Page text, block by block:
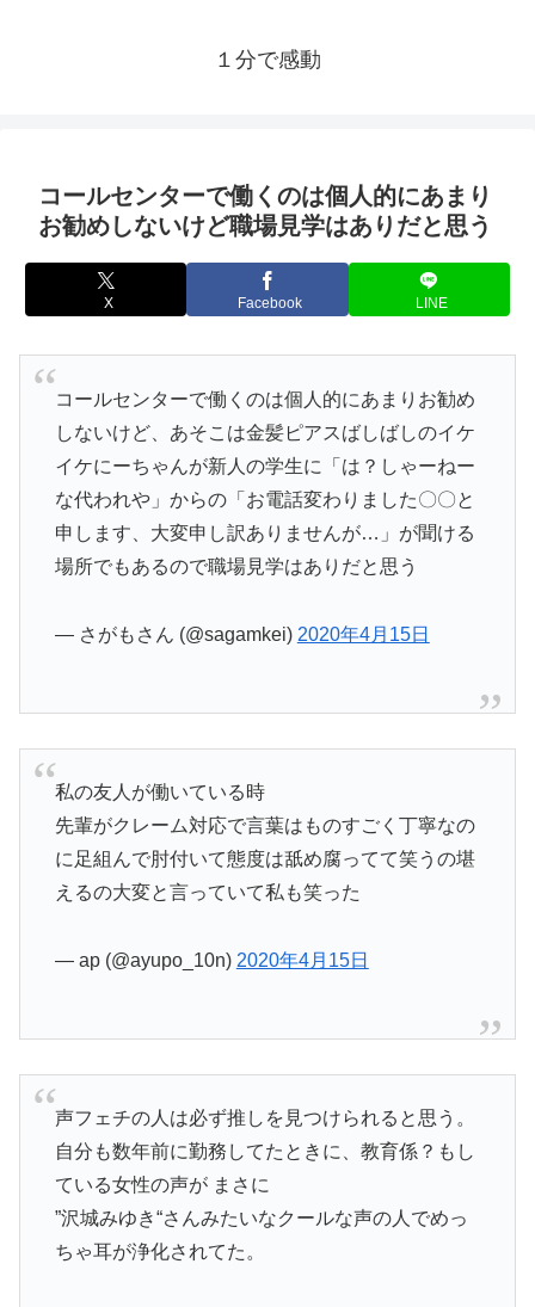
１分で感動
コールセンターで働くのは個人的にあまり
お勧めしないけど職場見学はありだと思う
X Facebook LINE
コールセンターで働くのは個人的にあまりお勧め
しないけど、あそこは金髪ピアスばしばしのイケ
イケにーちゃんが新人の学生に「は？しゃーねー
な代われや」からの「お電話変わりました〇〇と
申します、大変申し訳ありませんが…」が聞ける
場所でもあるので職場見学はありだと思う
— さがもさん (@sagamkei) 2020年4月15日
私の友人が働いている時
先輩がクレーム対応で言葉はものすごく丁寧なの
に足組んで肘付いて態度は舐め腐ってて笑うの堪
えるの大変と言っていて私も笑った
— ap (@ayupo_10n) 2020年4月15日
声フェチの人は必ず推しを見つけられると思う。
自分も数年前に勤務してたときに、教育係？もし
ている女性の声が まさに
”沢城みゆき“さんみたいなクールな声の人でめっ
ちゃ耳が浄化されてた。